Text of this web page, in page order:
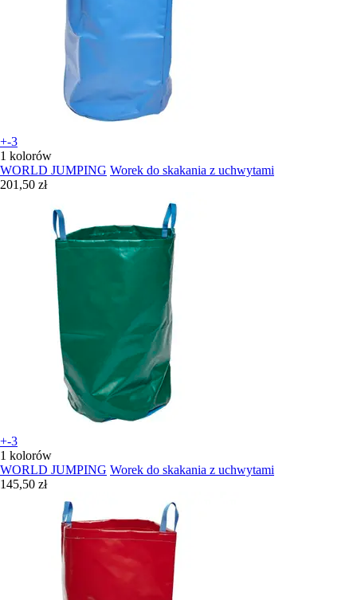
+-3
1 kolorów
WORLD JUMPING Worek do skakania z uchwytami
201,50 zł
+-3
1 kolorów
WORLD JUMPING Worek do skakania z uchwytami
145,50 zł